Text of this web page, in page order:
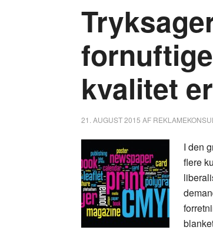
kvalitet
21. AUGUST 2015 AF
I den
flere